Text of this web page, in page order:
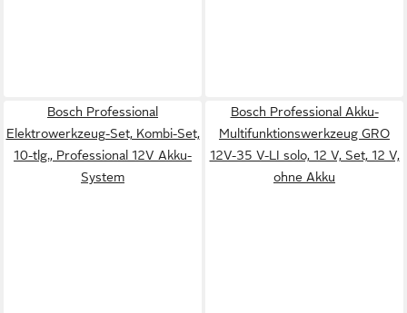
Bosch Professional
Elektrowerkzeug-Set, Kombi-Set,
10-tlg., Professional 12V Akku-
System
Bosch Professional Akku-
Multifunktionswerkzeug GRO
12V-35 V-LI solo, 12 V, Set, 12 V,
ohne Akku